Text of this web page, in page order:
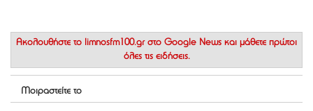
Ακολουθήστε το limnosfm100.gr στο Google News και μάθετε πρώτοι
όλες τις ειδήσεις.
Μοιραστείτε το